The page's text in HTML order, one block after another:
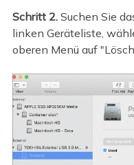
Schritt 2. Suchen Sie
linken Geräteliste,
oberen Menü auf